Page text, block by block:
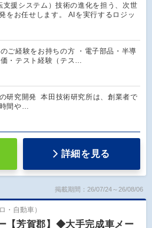
援システム）技術の進化を担う、次世
をお任せします。 AIを実行するロジッ
ご経験をお持ちの方 ・電子部品・半導
・テスト経験（テス…
研究開発 本田技術研究所は、創業者で
間や…
詳細を見る
掲載期間：26/07/24～26/08/06
・自動車）
【芳賀郡】◆大手完成車メー